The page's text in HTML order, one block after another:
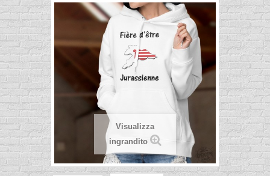
Visualizza
ingrandito